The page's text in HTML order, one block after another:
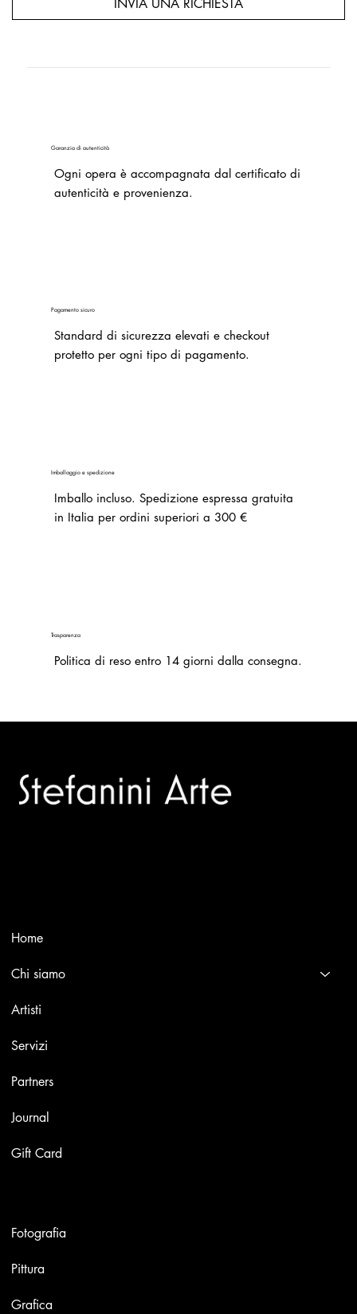
INVIA UNA RICHIESTA
Garanzia di autenticità
Ogni opera è accompagnata dal certificato di
autenticità e provenienza.
Pagamento sicuro
Standard di sicurezza elevati e checkout
protetto per ogni tipo di pagamento.
Imballaggio e spedizione
Imballo incluso. Spedizione espressa gratuita
in Italia per ordini superiori a 300 €
Trasparenza
Politica di reso entro 14 giorni dalla consegna.
Home
Chi siamo
Artisti
Servizi
Partners
Journal
Gift Card
Fotografia
Pittura
Grafica